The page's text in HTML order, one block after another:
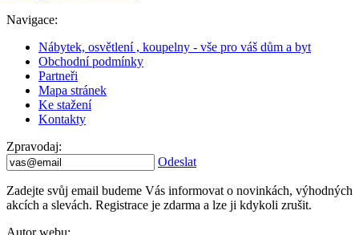
Navigace:
Nábytek, osvětlení , koupelny - vše pro váš dům a byt
Obchodní podmínky
Partneři
Mapa stránek
Ke stažení
Kontakty
Zpravodaj:
Odeslat
Zadejte svůj email budeme Vás informovat o novinkách, výhodných
akcích a slevách. Registrace je zdarma a lze ji kdykoli zrušit.
Autor webu: